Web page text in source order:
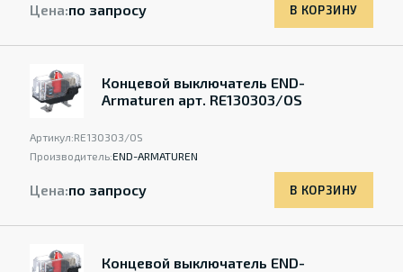
Цена:по запросу В КОРЗИНУ
Концевой выключатель END-
Armaturen арт. RE130303/OS
Артикул:RE130303/OS
Производитель:END-ARMATUREN
Цена:по запросу В КОРЗИНУ
Концевой выключатель END-